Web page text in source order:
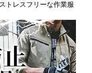
トレスフリーな作業服